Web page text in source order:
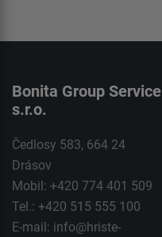
Bonita Group Service
s.r.o.
Čedlosy 583, 664 24
Drásov
Mobil: +420 774 401 509
Tel.: +420 515 555 100
E-mail: info@hriste-